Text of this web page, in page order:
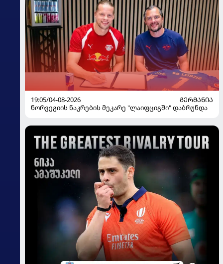
19:05/04-08-2026
ᲒᲔᲠᲛᲐᲜᲘᲐ
ნორვეგიის ნაკრების მეკარე "ლაიფციგში" დაბრუნდა